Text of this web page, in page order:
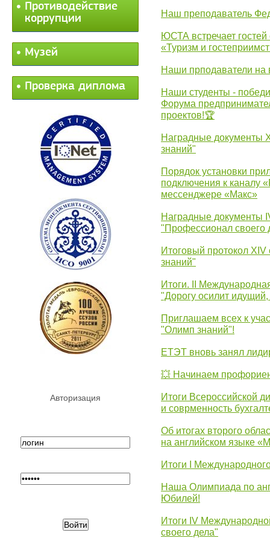
Противодействие
коррупции
Музей
Проверка диплома
Авторизация
Наш преподаватель
ЮСТА встречает гостей
«Туризм и
Наши прподаватели
Наши студенты -
Форума
проектов!🏆
Наградные документы
знаний"
Порядок установки
подключения к каналу
мессенджере «Макс»
Наградные документы
"Профессионал своего
Итоговый протокол
знаний"
Итоги. II
"Дорогу осилит
Приглашаем всех к
"Олимп знаний"!
ЕТЭТ вновь занял
💥 Начинаем
Итоги Всероссийской
и соврменность
Об итогах второго
на английском языке
Итоги I
Наша Олимпиада по
Юбилей!
Итоги IV
своего дела"